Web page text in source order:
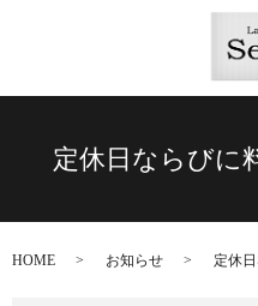
定休日ならびに
HOME お知らせ 定休